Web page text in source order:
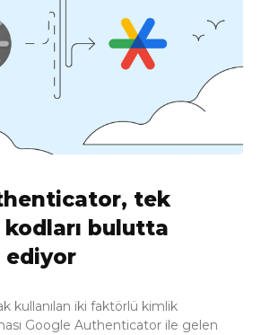
tek
kodları bulutta
ediyor
kullanılan iki faktörlü kimlik
Google Authenticator ile gelen